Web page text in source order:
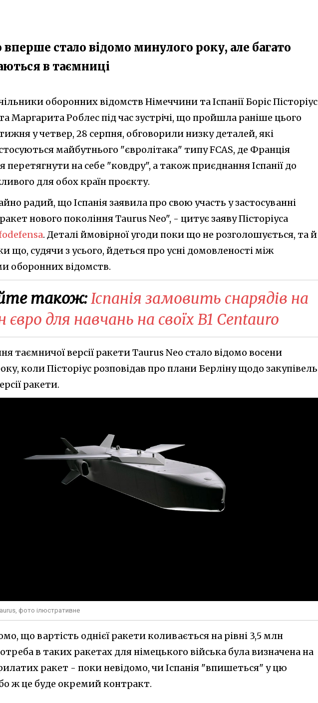
стало відомо минулого року, але багато
в таємниці
оборонних відомств Німеччини та Іспанії Боріс Пісторіус
Маргарита Роблес під час зустрічі, що пройшла раніше цього
у четвер, 28 серпня, обговорили низку деталей, які
майбутнього "євролітака" типу FCAS, де Франція
перетягнути на себе "ковдру", а також приєднання Іспанії до
для обох країн проєкту.
радий, що Іспанія заявила про свою участь у застосуванні
нового покоління Taurus Neo", - цитує заяву Пісторіуса
. Деталі ймовірної угоди поки що не розголошується, та й
що, судячи з усього, йдеться про усні домовленості між
оборонних відомств.
також:Іспанія замовить снарядів на
євро для навчань на своїх B1 Centauro
таємничої версії ракети Taurus Neo стало відомо восени
коли Пісторіус розповідав про плани Берліну щодо закупівель
ракети.
фото ілюстративне
що вартість однієї ракети коливається на рівні 3,5 млн
в таких ракетах для німецького війська була визначена на
ракет - поки невідомо, чи Іспанія "впишеться" у цю
ж це буде окремий контракт.